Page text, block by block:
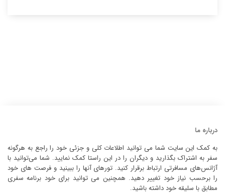
درباره ما
به کمک این سایت شما می توانید اطلاعات کلی و جزئی خود را راجع به هرگونه
سفر به اشتراک بگذارید و دیگران را در این راستا کمک نمایید. شما می‌توانید با
آژانس‌های مسافرتی ارتباط برقرار کنید. تورهای آنها را ببینید و فرصت های خود
را برحسب نیاز خود تغییر دهید. همچنین می توانید برای خود برنامه سفری
مطابق با سلیقه خود داشته باشید.